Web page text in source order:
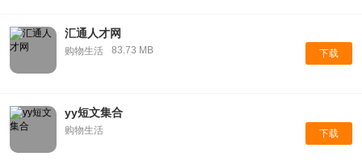
汇通人才网
购物生活 83.73 MB 下载
yy短文集合
购物生活 下载